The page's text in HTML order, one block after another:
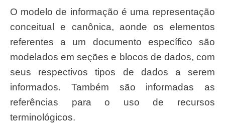
O modelo de informação é uma representação
conceitual e canônica, aonde os elementos
referentes a um documento específico são
modelados em seções e blocos de dados, com
seus respectivos tipos de dados a serem
informados. Também são informadas as
referências para o uso de recursos
terminológicos.